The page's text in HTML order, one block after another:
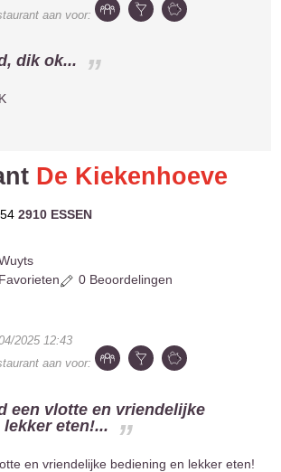
aan voor:
dik ok...
De Kiekenhoeve
542910 ESSEN
0 Beoordelingen
2025 12:43
aan voor:
een vlotte en vriendelijke
eten!...
en vriendelijke bediening en lekker eten!